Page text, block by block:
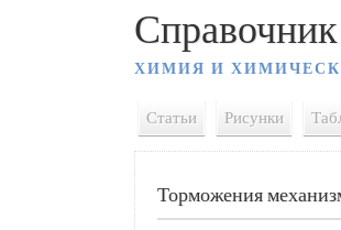
ХИМИЯ И
Статьи Рисунки
Торможения